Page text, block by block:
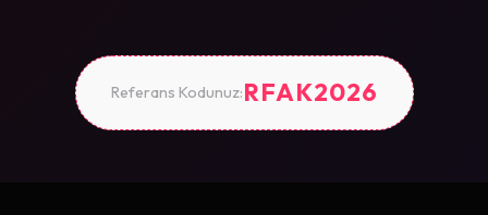
Referans Kodunuz:RFAK2026